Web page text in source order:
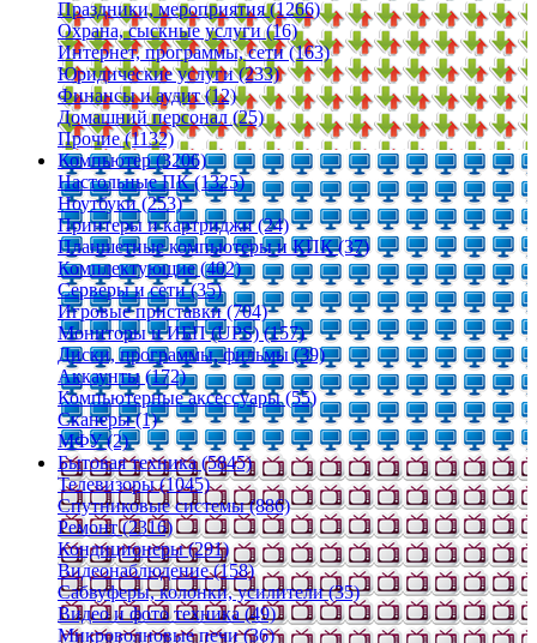
Праздники, мероприятия (1266)
Охрана, сыскные услуги (16)
Интернет, программы, сети (163)
Юридические услуги (233)
Финансы и аудит (12)
Домашний персонал (25)
Прочие (1132)
Компьютер (3206)
Настольные ПК (1325)
Ноутбуки (253)
Принтеры и картриджи (24)
Планшетные компьютеры и КПК (37)
Комплектующие (402)
Серверы и сети (35)
Игровые приставки (704)
Мониторы и ИБП (UPS) (157)
Диски, программы, фильмы (39)
Аккаунты (172)
Компьютерные аксессуары (55)
Сканеры (1)
МФУ (2)
Бытовая техника (5845)
Телевизоры (1045)
Спутниковые системы (886)
Ремонт (2316)
Кондиционеры (291)
Видеонаблюдение (158)
Сабвуферы, колонки, усилители (35)
Видео и фото техника (49)
Микроволновые печи (36)